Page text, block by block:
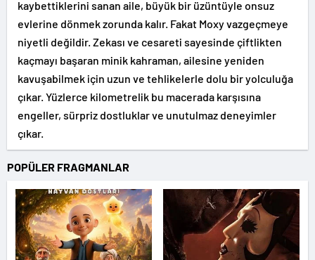
kaybettiklerini sanan aile, büyük bir üzüntüyle onsuz
evlerine dönmek zorunda kalır. Fakat Moxy vazgeçmeye
niyetli değildir. Zekası ve cesareti sayesinde çiftlikten
kaçmayı başaran minik kahraman, ailesine yeniden
kavuşabilmek için uzun ve tehlikelerle dolu bir yolculuğa
çıkar. Yüzlerce kilometrelik bu macerada karşısına
engeller, sürpriz dostluklar ve unutulmaz deneyimler
çıkar.
POPÜLER FRAGMANLAR